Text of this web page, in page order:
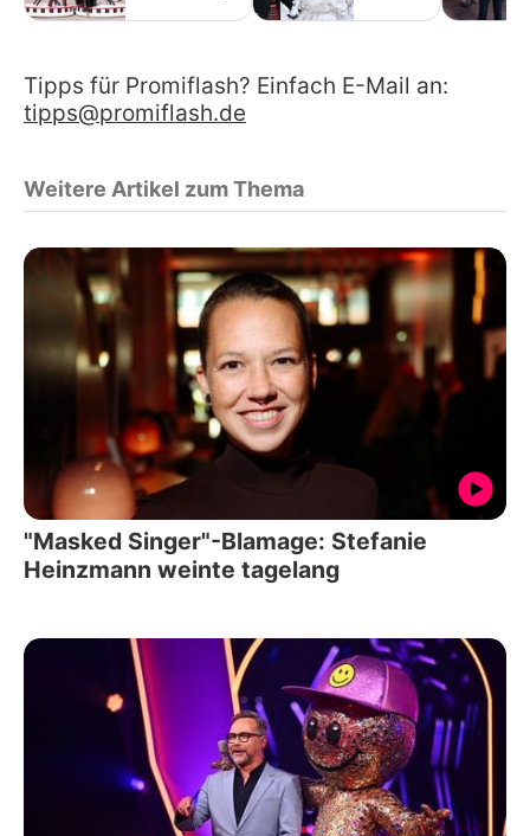
Tipps für Promiflash? Einfach E-Mail an:
tipps@promiflash.de
Weitere Artikel zum Thema
"Masked Singer"-Blamage: Stefanie
Heinzmann weinte tagelang